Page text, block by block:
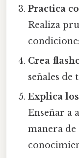
Practica
Realiza
Crea
señales de
Explica
Enseñar a
manera